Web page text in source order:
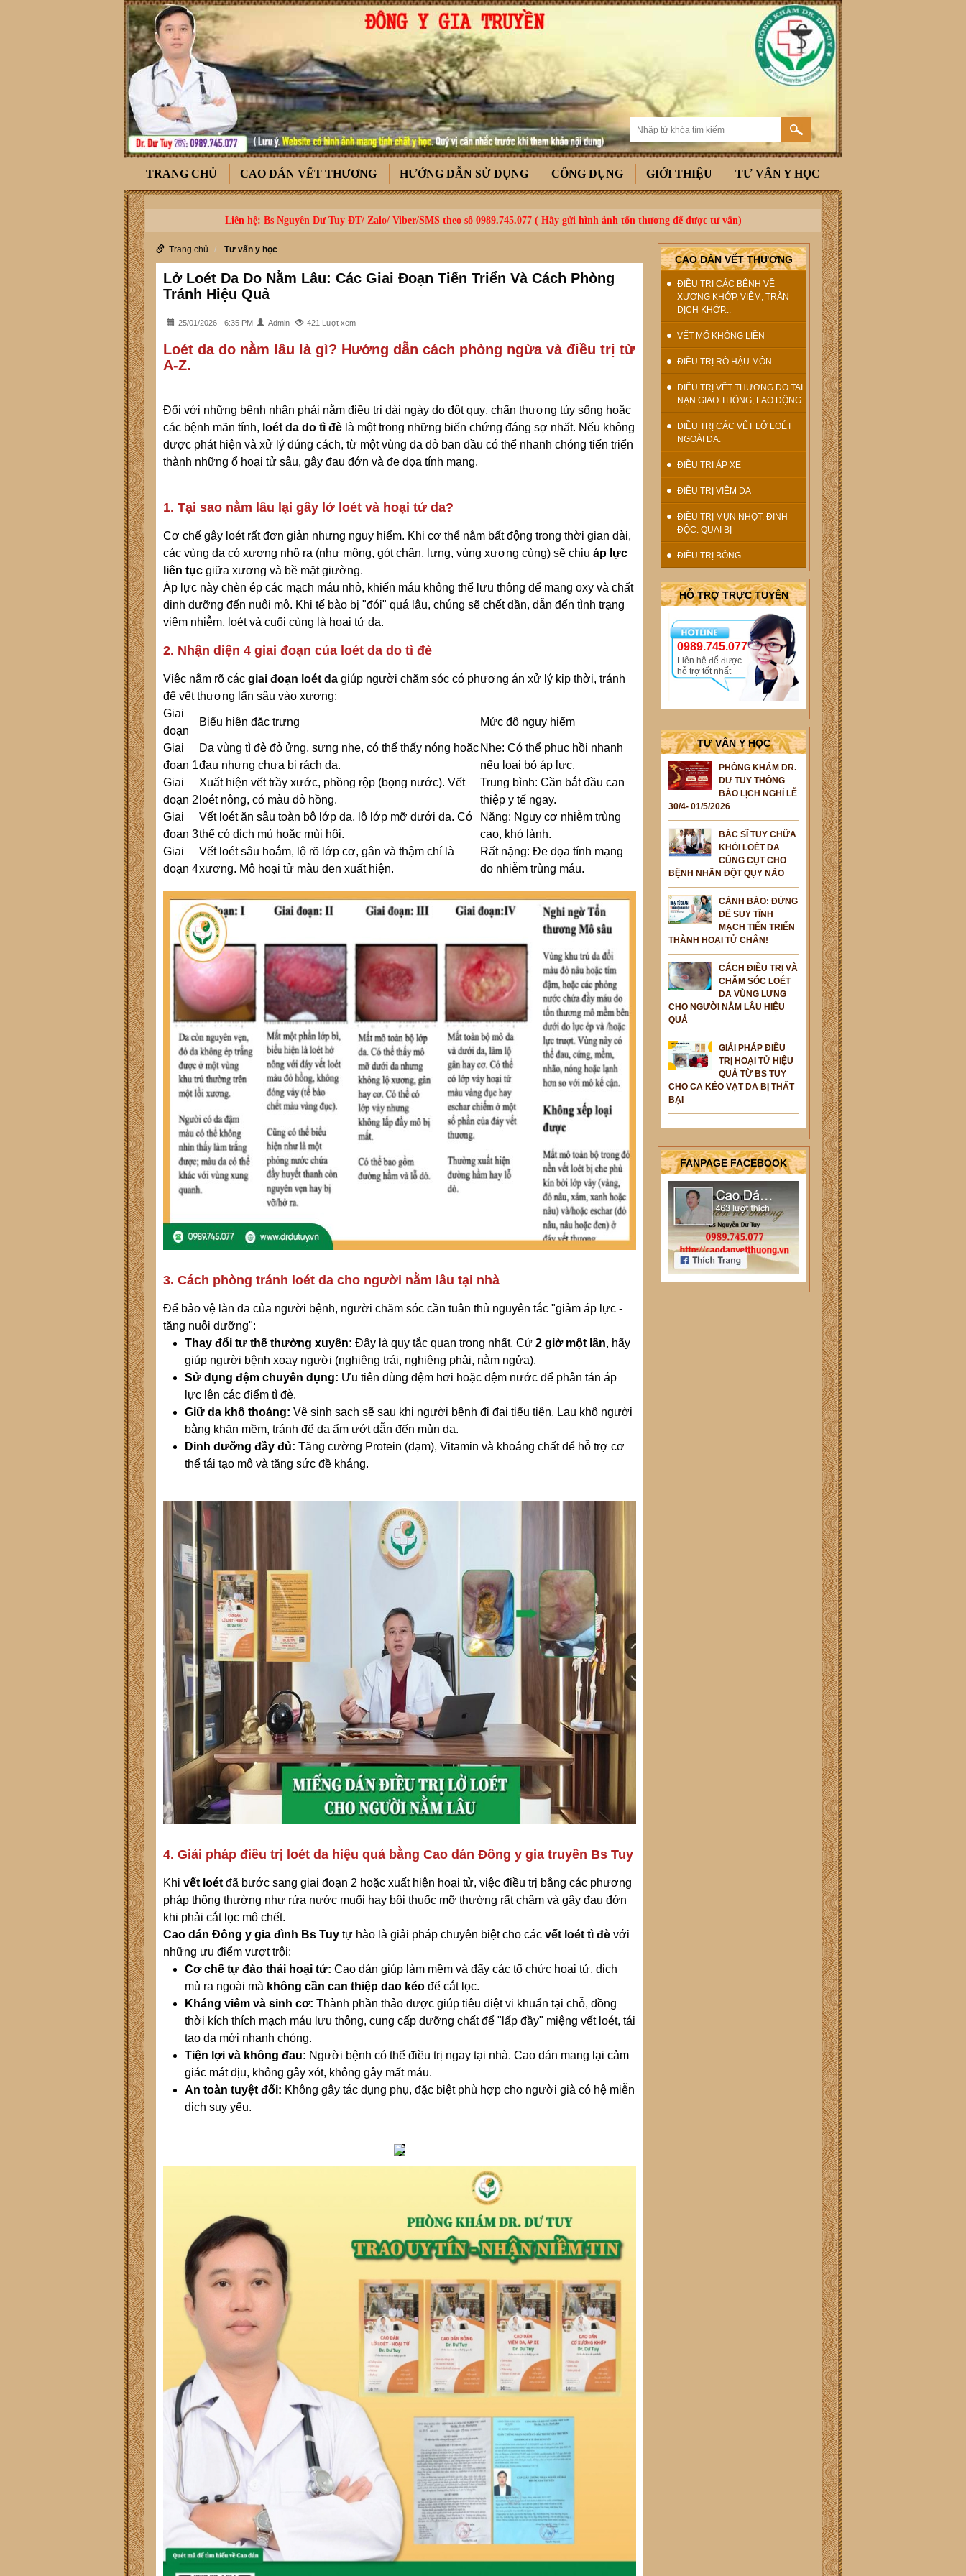
TRANG CHỦ CAO DÁN VẾT THƯƠNG HƯỚNG DẪN SỬ DỤNG CÔNG DỤNG GIỚI THIỆU TƯ VẤN Y HỌC
Liên hệ: Bs Nguyễn Dư Tuy ĐT/ Zalo/ Viber/SMS theo số 0989.745.077 ( Hãy gửi hình ảnh tổn thương để được tư vấn)
Trang chủ Tư vấn y học
Lở Loét Da Do Nằm Lâu: Các Giai Đoạn Tiến Triển Và Cách Phòng
Tránh Hiệu Quả
25/01/2026 - 6:35 PM Admin 421 Lượt xem
Loét da do nằm lâu là gì? Hướng dẫn cách phòng ngừa và điều trị từ
A-Z.
Đối với những bệnh nhân phải nằm điều trị dài ngày do đột quỵ, chấn thương tủy sống hoặc
các bệnh mãn tính, loét da do tì đè là một trong những biến chứng đáng sợ nhất. Nếu không
được phát hiện và xử lý đúng cách, từ một vùng da đỏ ban đầu có thể nhanh chóng tiến triển
thành những ổ hoại tử sâu, gây đau đớn và đe dọa tính mạng.
1. Tại sao nằm lâu lại gây lở loét và hoại tử da?
Cơ chế gây loét rất đơn giản nhưng nguy hiểm. Khi cơ thể nằm bất động trong thời gian dài,
các vùng da có xương nhô ra (như mông, gót chân, lưng, vùng xương cùng) sẽ chịu áp lực
liên tục giữa xương và bề mặt giường.
Áp lực này chèn ép các mạch máu nhỏ, khiến máu không thể lưu thông để mang oxy và chất
dinh dưỡng đến nuôi mô. Khi tế bào bị "đói" quá lâu, chúng sẽ chết dần, dẫn đến tình trạng
viêm nhiễm, loét và cuối cùng là hoại tử da.
2. Nhận diện 4 giai đoạn của loét da do tì đè
Việc nắm rõ các giai đoạn loét da giúp người chăm sóc có phương án xử lý kịp thời, tránh
để vết thương lấn sâu vào xương:
Giai
đoạn
Biểu hiện đặc trưng Mức độ nguy hiểm
Giai
đoạn 1
Da vùng tì đè đỏ ửng, sưng nhẹ, có thể thấy nóng hoặc
đau nhưng chưa bị rách da.
Nhẹ: Có thể phục hồi nhanh
nếu loại bỏ áp lực.
Giai
đoạn 2
Xuất hiện vết trầy xước, phồng rộp (bọng nước). Vết
loét nông, có màu đỏ hồng.
Trung bình: Cần bắt đầu can
thiệp y tế ngay.
Giai
đoạn 3
Vết loét ăn sâu toàn bộ lớp da, lộ lớp mỡ dưới da. Có
thể có dịch mủ hoặc mùi hôi.
Nặng: Nguy cơ nhiễm trùng
cao, khó lành.
Giai
đoạn 4
Vết loét sâu hoắm, lộ rõ lớp cơ, gân và thậm chí là
xương. Mô hoại tử màu đen xuất hiện.
Rất nặng: Đe dọa tính mạng
do nhiễm trùng máu.
3. Cách phòng tránh loét da cho người nằm lâu tại nhà
Để bảo vệ làn da của người bệnh, người chăm sóc cần tuân thủ nguyên tắc "giảm áp lực -
tăng nuôi dưỡng":
Thay đổi tư thế thường xuyên: Đây là quy tắc quan trọng nhất. Cứ 2 giờ một lần, hãy
giúp người bệnh xoay người (nghiêng trái, nghiêng phải, nằm ngửa).
Sử dụng đệm chuyên dụng: Ưu tiên dùng đệm hơi hoặc đệm nước để phân tán áp
lực lên các điểm tì đè.
Giữ da khô thoáng: Vệ sinh sạch sẽ sau khi người bệnh đi đại tiểu tiện. Lau khô người
bằng khăn mềm, tránh để da ẩm ướt dẫn đến mủn da.
Dinh dưỡng đầy đủ: Tăng cường Protein (đạm), Vitamin và khoáng chất để hỗ trợ cơ
thể tái tạo mô và tăng sức đề kháng.
4. Giải pháp điều trị loét da hiệu quả bằng Cao dán Đông y gia truyền Bs Tuy
Khi vết loét đã bước sang giai đoạn 2 hoặc xuất hiện hoại tử, việc điều trị bằng các phương
pháp thông thường như rửa nước muối hay bôi thuốc mỡ thường rất chậm và gây đau đớn
khi phải cắt lọc mô chết.
Cao dán Đông y gia đình Bs Tuy tự hào là giải pháp chuyên biệt cho các vết loét tì đè với
những ưu điểm vượt trội:
Cơ chế tự đào thải hoại tử: Cao dán giúp làm mềm và đẩy các tổ chức hoại tử, dịch
mủ ra ngoài mà không cần can thiệp dao kéo để cắt lọc.
Kháng viêm và sinh cơ: Thành phần thảo dược giúp tiêu diệt vi khuẩn tại chỗ, đồng
thời kích thích mạch máu lưu thông, cung cấp dưỡng chất để "lấp đầy" miệng vết loét, tái
tạo da mới nhanh chóng.
Tiện lợi và không đau: Người bệnh có thể điều trị ngay tại nhà. Cao dán mang lại cảm
giác mát dịu, không gây xót, không gây mất máu.
An toàn tuyệt đối: Không gây tác dụng phụ, đặc biệt phù hợp cho người già có hệ miễn
dịch suy yếu.
CAO DÁN VẾT THƯƠNG
ĐIỀU TRỊ CÁC BỆNH VỀ
XƯƠNG KHỚP, VIÊM, TRÀN
DỊCH KHỚP...
VẾT MỔ KHÔNG LIỀN
ĐIỀU TRỊ RÒ HẬU MÔN
ĐIỀU TRỊ VẾT THƯƠNG DO TAI
NẠN GIAO THÔNG, LAO ĐỘNG
ĐIỀU TRỊ CÁC VẾT LỞ LOÉT
NGOÀI DA.
ĐIỀU TRỊ ÁP XE
ĐIỀU TRỊ VIÊM DA
ĐIỀU TRỊ MỤN NHỌT. ĐINH
ĐỘC. QUAI BỊ
ĐIỀU TRỊ BỎNG
HỖ TRỢ TRỰC TUYẾN
0989.745.077
Liên hệ để được
hỗ trợ tốt nhất
TƯ VẤN Y HỌC
PHÒNG KHÁM DR.
DƯ TUY THÔNG
BÁO LỊCH NGHỈ LỄ
30/4- 01/5/2026
BÁC SĨ TUY CHỮA
KHỎI LOÉT DA
CÙNG CỤT CHO
BỆNH NHÂN ĐỘT QỤY NÃO
CẢNH BÁO: ĐỪNG
ĐỂ SUY TĨNH
MẠCH TIẾN TRIỂN
THÀNH HOẠI TỬ CHÂN!
CÁCH ĐIỀU TRỊ VÀ
CHĂM SÓC LOÉT
DA VÙNG LƯNG
CHO NGƯỜI NẰM LÂU HIỆU
QUẢ
GIẢI PHÁP ĐIỀU
TRỊ HOẠI TỬ HIỆU
QUẢ TỪ BS TUY
CHO CA KÉO VẠT DA BỊ THẤT
BẠI
FANPAGE FACEBOOK